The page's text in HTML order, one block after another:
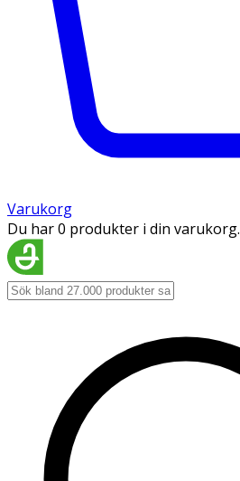
Varukorg
Du har 0 produkter i din varukorg.